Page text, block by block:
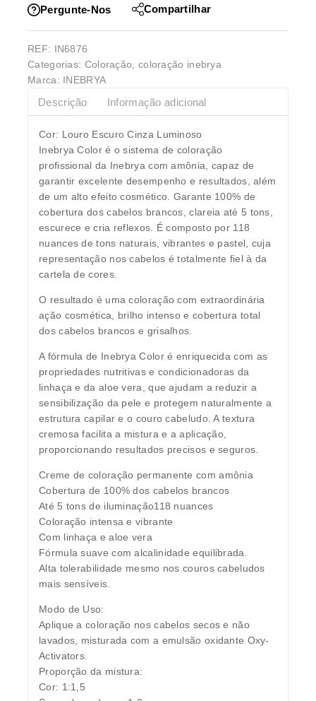
Pergunte-Nos Compartilhar
REF: IN6876
Categorias: Coloração, coloração inebrya
Marca: INEBRYA
Descrição Informação adicional
Cor: Louro Escuro Cinza Luminoso
Inebrya Color é o sistema de coloração
profissional da Inebrya com amônia, capaz de
garantir excelente desempenho e resultados, além
de um alto efeito cosmético. Garante 100% de
cobertura dos cabelos brancos, clareia até 5 tons,
escurece e cria reflexos. É composto por 118
nuances de tons naturais, vibrantes e pastel, cuja
representação nos cabelos é totalmente fiel à da
cartela de cores.
O resultado é uma coloração com extraordinária
ação cosmética, brilho intenso e cobertura total
dos cabelos brancos e grisalhos.
A fórmula de Inebrya Color é enriquecida com as
propriedades nutritivas e condicionadoras da
linhaça e da aloe vera, que ajudam a reduzir a
sensibilização da pele e protegem naturalmente a
estrutura capilar e o couro cabeludo. A textura
cremosa facilita a mistura e a aplicação,
proporcionando resultados precisos e seguros.
Creme de coloração permanente com amônia
Cobertura de 100% dos cabelos brancos
Até 5 tons de iluminação118 nuances
Coloração intensa e vibrante
Com linhaça e aloe vera
Fórmula suave com alcalinidade equilibrada.
Alta tolerabilidade mesmo nos couros cabeludos
mais sensíveis.
Modo de Uso:
Aplique a coloração nos cabelos secos e não
lavados, misturada com a emulsão oxidante Oxy-
Activators.
Proporção da mistura:
Cor: 1:1,5